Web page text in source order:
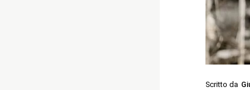
Scritto da